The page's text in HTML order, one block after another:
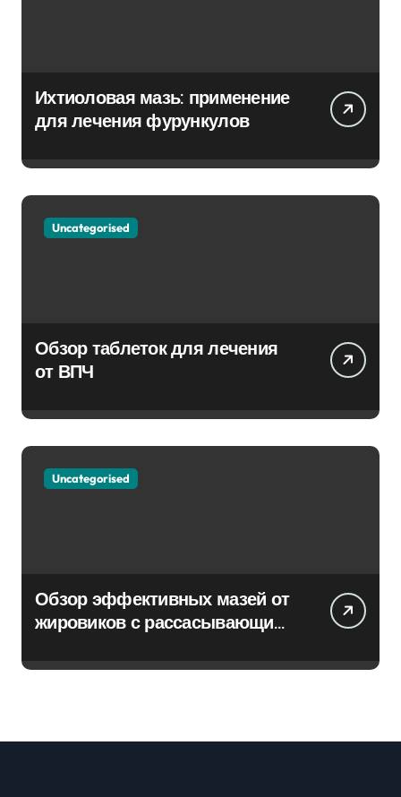
Ихтиоловая мазь: применение
для лечения фурункулов
Uncategorised
Обзор таблеток для лечения
от ВПЧ
Uncategorised
Обзор эффективных мазей от
жировиков с рассасывающим